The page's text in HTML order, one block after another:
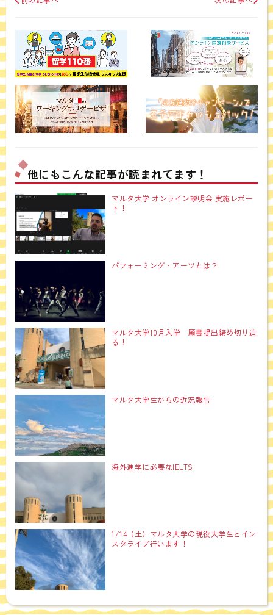
他にもこんな記事が読まれてます！
マルタ大学 オンライン説明会 実施レポー
ト！
パフォーミング・アーツとは？
マルタ大学10月入学 願書提出締め切り迫
る！
マルタ大学生からの近況報告
海外進学に必要なIELTS
1/14（土）マルタ大学の現役大学生とイン
スタライブ行います！